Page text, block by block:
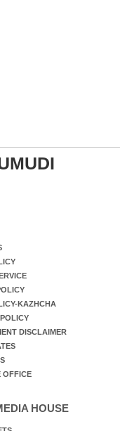
KAZHCHA
DISCLAIMER
OFFICE
HOUSE